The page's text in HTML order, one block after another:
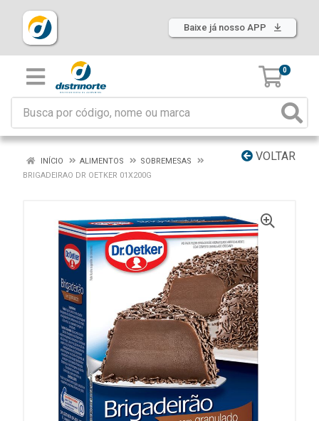
Baixe já nosso APP
0
VOLTAR
INÍCIO ALIMENTOS
SOBREMESAS
BRIGADEIRAO DR OETKER 01X200G